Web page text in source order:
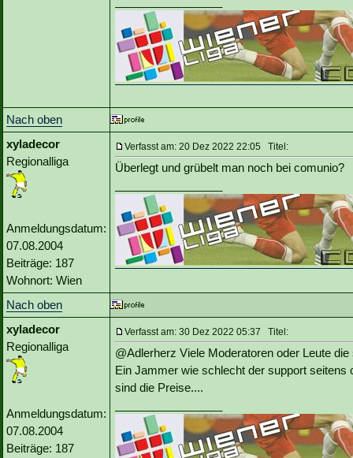
Nach oben
xyladecor
Regionalliga
Anmeldungsdatum:
07.08.2004
Beiträge: 187
Wohnort: Wien
Verfasst am: 20 Dez 2022 22:05 Titel:
Überlegt und grübelt man noch bei comunio?
Nach oben
xyladecor
Regionalliga
Anmeldungsdatum:
07.08.2004
Beiträge: 187
Verfasst am: 30 Dez 2022 05:37 Titel:
@Adlerherz Viele Moderatoren oder Leute
Ein Jammer wie schlecht der support
sind die Preise....